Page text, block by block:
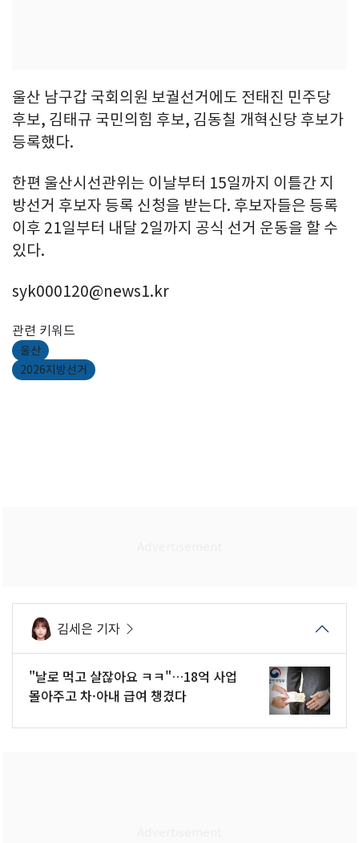
울산 남구갑 국회의원 보궐선거에도 전태진 민주당
후보, 김태규 국민의힘 후보, 김동칠 개혁신당 후보가
등록했다.
한편 울산시선관위는 이날부터 15일까지 이틀간 지
방선거 후보자 등록 신청을 받는다. 후보자들은 등록
이후 21일부터 내달 2일까지 공식 선거 운동을 할 수
있다.
syk000120@news1.kr
관련 키워드
울산
2026지방선거
김세은 기자
"날로 먹고 살잖아요 ㅋㅋ"…18억 사업
몰아주고 차·아내 급여 챙겼다